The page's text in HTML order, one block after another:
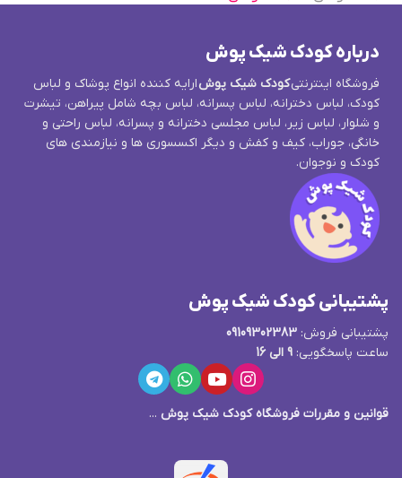
درباره کودک شیک پوش
فروشگاه اینترنتیکودک شیک پوشارایه کننده انواع پوشاک و لباس
کودک، لباس دخترانه، لباس پسرانه، لباس بچه شامل پیراهن، تیشرت
و شلوار، لباس زیر، لباس مجلسی دخترانه و پسرانه، لباس راحتی و
خانگی، جوراب، کیف و کفش و دیگر اکسسوری ها و نیازمندی های
کودک و نوجوان.
پشتیبانی کودک شیک پوش
پشتیبانی فروش: 09109302383
ساعت پاسخگویی: 9 الی 16
قوانین و مقررات فروشگاه کودک شیک پوش ...